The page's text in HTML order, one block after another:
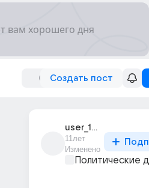
Создать пост
user_195026962
11лет
Изменено
Политические